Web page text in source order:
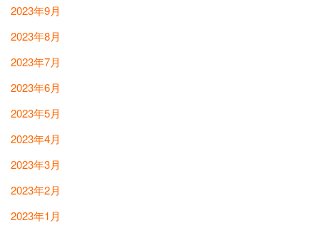
2023年9月
2023年8月
2023年7月
2023年6月
2023年5月
2023年4月
2023年3月
2023年2月
2023年1月